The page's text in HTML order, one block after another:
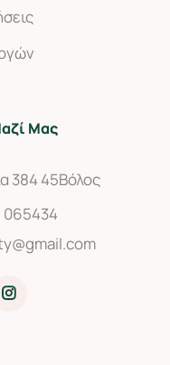
Μας
384 45Βόλος
065434